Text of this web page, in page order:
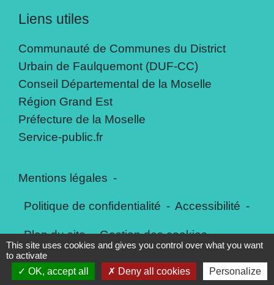
Liens utiles
Communauté de Communes du District
Urbain de Faulquemont (DUF-CC)
Conseil Départemental de la Moselle
Région Grand Est
Préfecture de la Moselle
Service-public.fr
Mentions légales -
Politique de confidentialité - Accessibilité -
Plan du site - Gestion des cookies
Site créé en partenariat avec Réseau des Communes
This site uses cookies and gives you control over what you want
to activate
OK, accept all
Deny all cookies Personalize